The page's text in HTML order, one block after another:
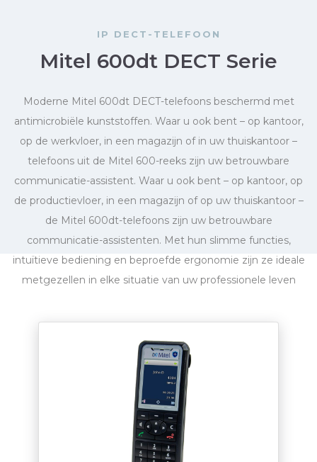
IP DECT-TELEFOON
Mitel 600dt DECT Serie
Moderne Mitel 600dt DECT-telefoons beschermd met
antimicrobiële kunststoffen. Waar u ook bent – op kantoor,
op de werkvloer, in een magazijn of in uw thuiskantoor –
telefoons uit de Mitel 600-reeks zijn uw betrouwbare
communicatie-assistent. Waar u ook bent – op kantoor, op
de productievloer, in een magazijn of op uw thuiskantoor –
de Mitel 600dt-telefoons zijn uw betrouwbare
communicatie-assistenten. Met hun slimme functies,
intuïtieve bediening en beproefde ergonomie zijn ze ideale
metgezellen in elke situatie van uw professionele leven